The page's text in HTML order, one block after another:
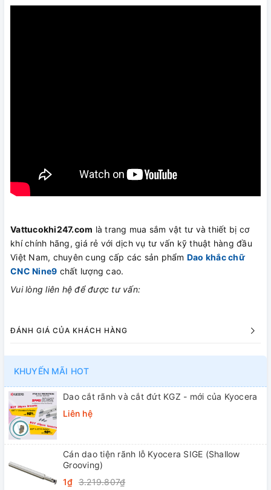
Vattucokhi247.com là trang mua sắm vật tư và thiết bị cơ
khí chính hãng, giá rẻ với dịch vụ tư vấn kỹ thuật hàng đầu
Việt Nam, chuyên cung cấp các sản phẩm Dao khắc chữ
CNC Nine9 chất lượng cao.
Vui lòng liên hệ để được tư vấn:
ĐÁNH GIÁ CỦA KHÁCH HÀNG
KHUYẾN MÃI HOT
Dao cắt rãnh và cắt đứt KGZ - mới của Kyocera
Liên hệ
Cán dao tiện rãnh lỗ Kyocera SIGE (Shallow
Grooving)
1₫ 3.219.807₫